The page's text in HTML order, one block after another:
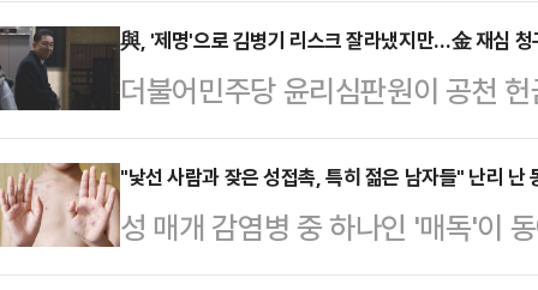
다"며 "이에 대한 분석이 다방면에
왔어야 한다"고 지적했다.이번 '무
은 이유에 대해, 성 위원장…
환수를 위해 가압류한 계좌들이 사
데, 국민의힘이 "범죄자를 단죄하
다"고 일침을 가했다.최은석 원내
당의 비리는 조직적으로 설계된 약
실상의 완전범죄로 굳어지고 있다"
기 "충실히 소명했…
與, '제명'으로 김병기 리스크 잘라냈지만…金 재심 청
더불어민주당 윤리심판원이 공천
민주당 전 원내대표에 대해 제명 처
혹 리스크에서 일단 벗어났지만, 김
심을 청구할 경우 사태는 장기화될
대표의 마지막 결단을 압박할 것으
"낯선 사람과 잦은 성접촉, 특히 젊은 남자들" 난리 난
성 매개 감염병 중 하나인 '매독'이
근 일본 FNN프라임 등 외신에 따